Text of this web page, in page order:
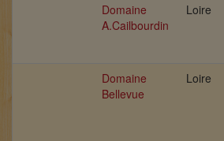
Domaine
A.Cailbourdin
Loire
Domaine
Bellevue
Loire